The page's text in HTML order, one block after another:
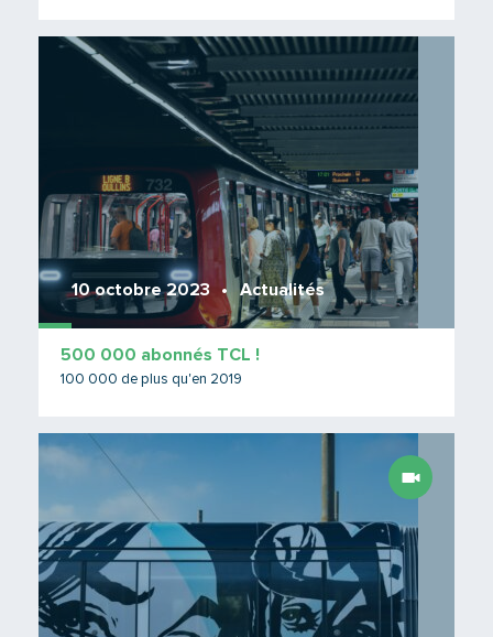
10 octobre 2023 Actualités
500 000 abonnés TCL !
100 000 de plus qu'en 2019